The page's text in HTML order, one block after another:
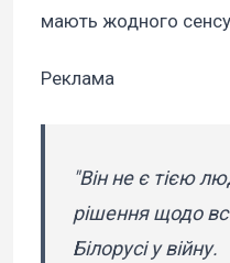
мають жодного
Реклама
"Він не є тією
рішення щодо
Білорусі у війну.